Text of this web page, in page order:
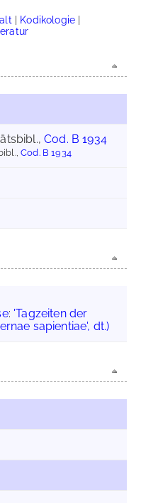
| Kodikologie |
Cod. B 1934
Cod. B 1934
: 'Tagzeiten der
sapientiae', dt.)